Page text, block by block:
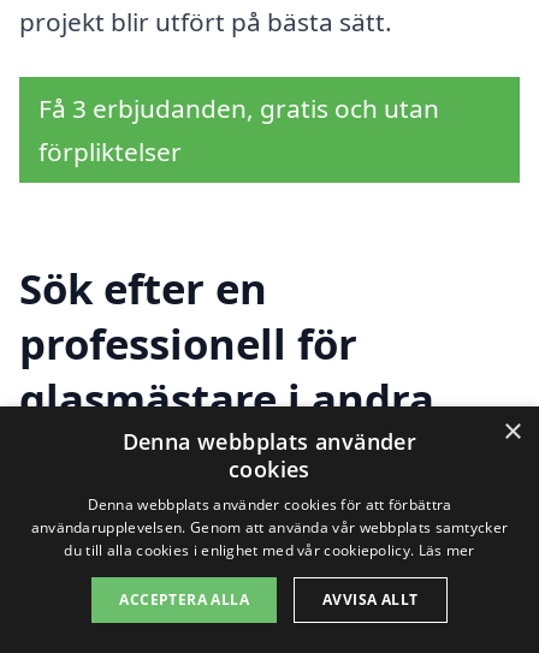
projekt blir utfört på bästa sätt.
Få 3 erbjudanden, gratis och utan
förpliktelser
Sök efter en
professionell för
glasmästare i andra
städer nära Färgens
östra strand
Att hitta en pålitlig och professionell
×
Denna webbplats använder
cookies
Denna webbplats använder cookies för att förbättra
användarupplevelsen. Genom att använda vår webbplats samtycker
du till alla cookies i enlighet med vår cookiepolicy. Läs mer
ACCEPTERA ALLA AVVISA ALLT